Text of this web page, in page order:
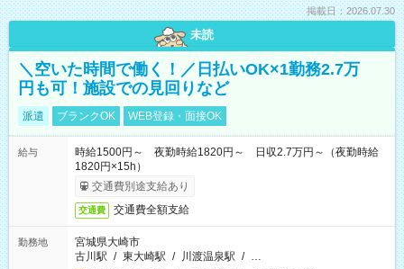
掲載日：2026.07.30
未読
＼空いた時間で働く！／日払いOK×1勤務2.7万
円も可！施設での見回りなど
派遣 ブランクOK WEB登録・面接OK
給与
時給1500円～ 夜勤時給1820円～ 日収2.7万円～（夜勤時給
1820円×15h）
交通費別途支給あり
交通費 交通費全額支給
勤務地
宮城県大崎市
古川駅 / 東大崎駅 / 川渡温泉駅 / …